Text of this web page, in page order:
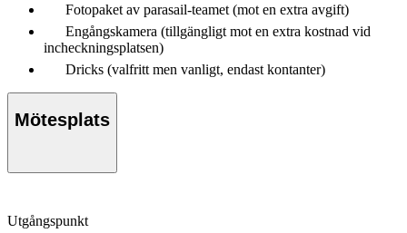
Fotopaket av parasail-teamet (mot en extra avgift)
Engångskamera (tillgängligt mot en extra kostnad vid
incheckningsplatsen)
Dricks (valfritt men vanligt, endast kontanter)
Mötesplats
Utgångspunkt